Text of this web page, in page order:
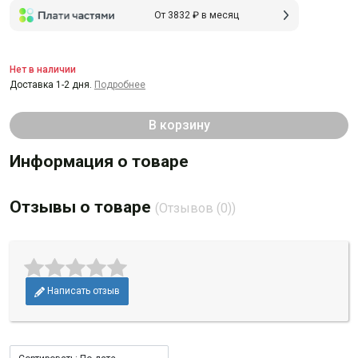
От 3832 ₽ в месяц
В корзину
Нет в наличии
Доставка 1-2 дня. Подробнее
Информация о товаре
Отзывы о товаре (Отзывов (0))
Написать отзыв